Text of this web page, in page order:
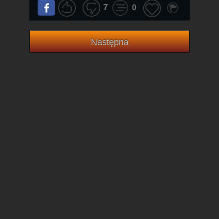
7 0
Następna